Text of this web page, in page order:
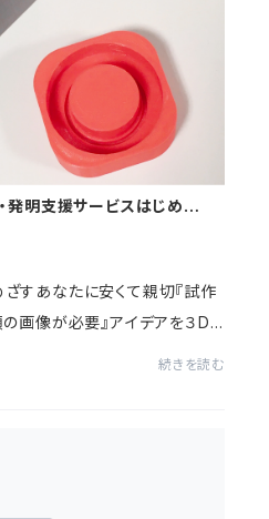
発明支援サービスはじめまし
すあなたに安くて親切『試作
の画像が必要』アイデアを３D
続きを読む